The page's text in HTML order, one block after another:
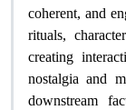
coherent, and
rituals,
creating
nostalgia and
downstream